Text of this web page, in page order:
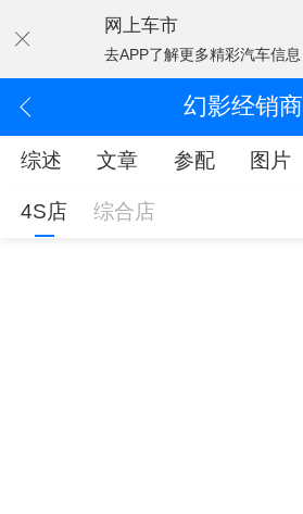
网上车市
去APP了解更多精彩汽车信息
幻影经销商
综述 文章 参配 图片
4S店 综合店